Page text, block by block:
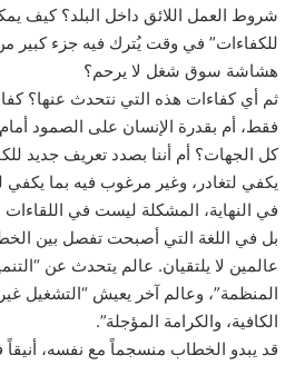
شروط العمل اللائق داخل البلد؟ كيف
للكفاءات” في وقت يُترك فيه جزء كبير
هشاشة سوق شغل لا يرحم؟
ثم أي كفاءات هذه التي نتحدث عنها؟
فقط، أم بقدرة الإنسان على الصمود
كل الجهات؟ أم أننا بصدد تعريف جديد
يكفي لتغادر، وغير مرغوب فيه بما يكفي
في النهاية، المشكلة ليست في اللقاءات
بل في اللغة التي أصبحت تفصل بين
عالمين لا يلتقيان. عالم يتحدث عن
المنظمة”، وعالم آخر يعيش “التشغيل
الكافية، والكرامة المؤجلة”.
قد يبدو الخطاب منسجماً مع نفسه، أنيقاً